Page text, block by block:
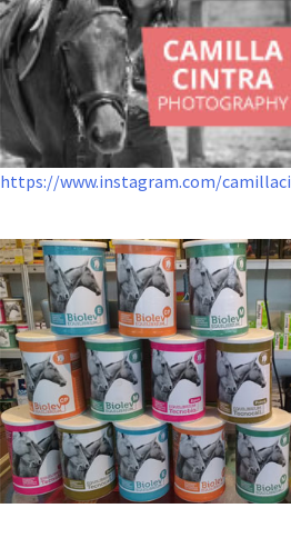
https://www.instagram.com/